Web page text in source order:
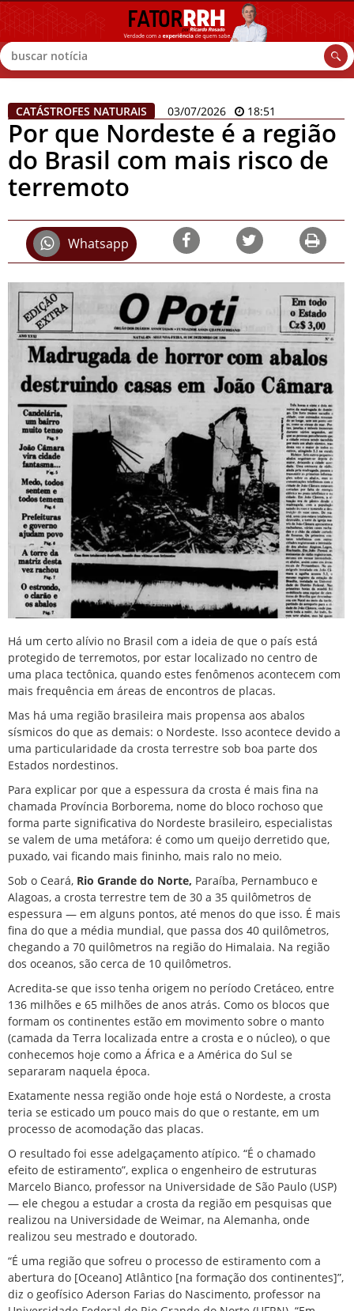
Buscar
CATÁSTROFES NATURAIS 03/07/2026 18:51
Por que Nordeste é a região
do Brasil com mais risco de
terremoto
Whatsapp
Há um certo alívio no Brasil com a ideia de que o país está
protegido de terremotos, por estar localizado no centro de
uma placa tectônica, quando estes fenômenos acontecem com
mais frequência em áreas de encontros de placas.
Mas há uma região brasileira mais propensa aos abalos
sísmicos do que as demais: o Nordeste. Isso acontece devido a
uma particularidade da crosta terrestre sob boa parte dos
Estados nordestinos.
Para explicar por que a espessura da crosta é mais fina na
chamada Província Borborema, nome do bloco rochoso que
forma parte significativa do Nordeste brasileiro, especialistas
se valem de uma metáfora: é como um queijo derretido que,
puxado, vai ficando mais fininho, mais ralo no meio.
Sob o Ceará, Rio Grande do Norte, Paraíba, Pernambuco e
Alagoas, a crosta terrestre tem de 30 a 35 quilômetros de
espessura — em alguns pontos, até menos do que isso. É mais
fina do que a média mundial, que passa dos 40 quilômetros,
chegando a 70 quilômetros na região do Himalaia. Na região
dos oceanos, são cerca de 10 quilômetros.
Acredita-se que isso tenha origem no período Cretáceo, entre
136 milhões e 65 milhões de anos atrás. Como os blocos que
formam os continentes estão em movimento sobre o manto
(camada da Terra localizada entre a crosta e o núcleo), o que
conhecemos hoje como a África e a América do Sul se
separaram naquela época.
Exatamente nessa região onde hoje está o Nordeste, a crosta
teria se esticado um pouco mais do que o restante, em um
processo de acomodação das placas.
O resultado foi esse adelgaçamento atípico. “É o chamado
efeito de estiramento”, explica o engenheiro de estruturas
Marcelo Bianco, professor na Universidade de São Paulo (USP)
— ele chegou a estudar a crosta da região em pesquisas que
realizou na Universidade de Weimar, na Alemanha, onde
realizou seu mestrado e doutorado.
“É uma região que sofreu o processo de estiramento com a
abertura do [Oceano] Atlântico [na formação dos continentes]”,
diz o geofísico Aderson Farias do Nascimento, professor na